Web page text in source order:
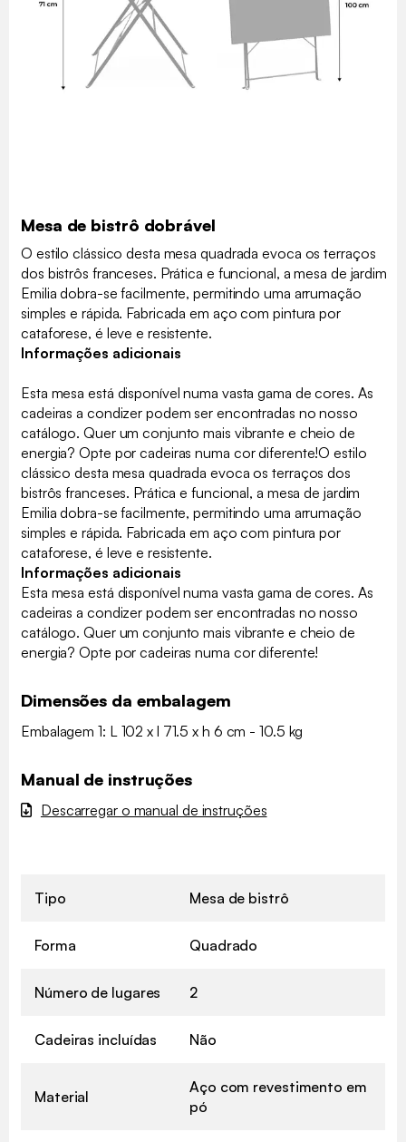
Mesa de bistrô dobrável
O estilo clássico desta mesa quadrada evoca os terraços
dos bistrôs franceses. Prática e funcional, a mesa de jardim
Emilia dobra-se facilmente, permitindo uma arrumação
simples e rápida. Fabricada em aço com pintura por
cataforese, é leve e resistente.
Informações adicionais
Esta mesa está disponível numa vasta gama de cores. As
cadeiras a condizer podem ser encontradas no nosso
catálogo. Quer um conjunto mais vibrante e cheio de
energia? Opte por cadeiras numa cor diferente!O estilo
clássico desta mesa quadrada evoca os terraços dos
bistrôs franceses. Prática e funcional, a mesa de jardim
Emilia dobra-se facilmente, permitindo uma arrumação
simples e rápida. Fabricada em aço com pintura por
cataforese, é leve e resistente.
Informações adicionais
Esta mesa está disponível numa vasta gama de cores. As
cadeiras a condizer podem ser encontradas no nosso
catálogo. Quer um conjunto mais vibrante e cheio de
energia? Opte por cadeiras numa cor diferente!
Dimensões da embalagem
Embalagem 1: L 102 x l 71.5 x h 6 cm - 10.5 kg
Manual de instruções
Descarregar o manual de instruções
Tipo Mesa de bistrô
Forma Quadrado
Número de lugares 2
Cadeiras incluídas Não
Material
Aço com revestimento em
pó